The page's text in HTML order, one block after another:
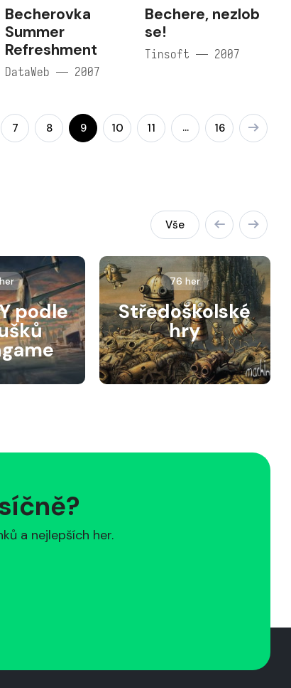
Becherovka
Summer
Refreshment
DataWeb — 2007
Bechere, nezlob
se!
Tinsoft — 2007
7 8 9 10 11 … 16
Vše
podle
76 her
Středoškolské
hry
a nejlepších her.